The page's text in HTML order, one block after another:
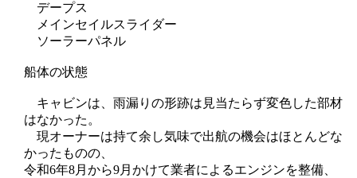
デープス
メインセイルスライダー
ソーラーパネル
船体の状態
キャビンは、雨漏りの形跡は見当たらず変色した部材
はなかった。
現オーナーは持て余し気味で出航の機会はほとんどな
かったものの、
令和6年8月から9月かけて業者によるエンジンを整備、